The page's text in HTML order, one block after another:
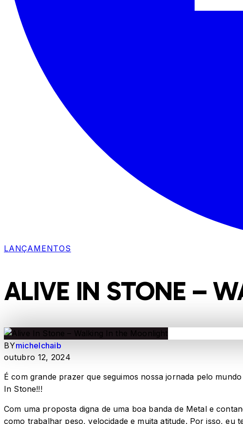
LANÇAMENTOS
ALIVE IN STONE –
BYmichelchaib
outubro 12, 2024
É com grande prazer que seguimos nossa jornada pelo
In Stone!!!
Com uma proposta digna de uma boa banda de Metal e
como trabalhar peso, velocidade e muita atitude. Por isso, eu